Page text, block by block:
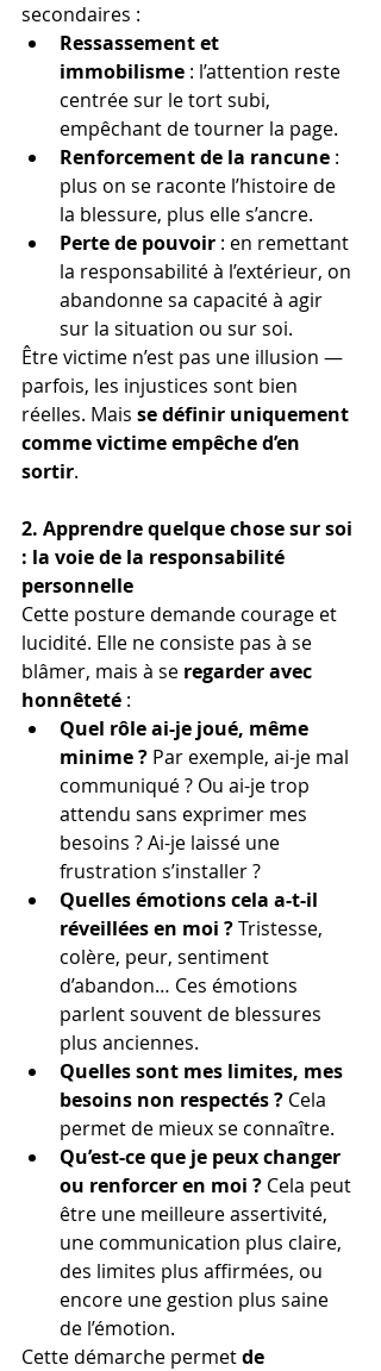
secondaires :
Ressassement et
immobilisme : l’attention reste
centrée sur le tort subi,
empêchant de tourner la page.
Renforcement de la rancune :
plus on se raconte l’histoire de
la blessure, plus elle s’ancre.
Perte de pouvoir : en remettant
la responsabilité à l’extérieur, on
abandonne sa capacité à agir
sur la situation ou sur soi.
Être victime n’est pas une illusion —
parfois, les injustices sont bien
réelles. Mais se définir uniquement
comme victime empêche d’en
sortir.
2. Apprendre quelque chose sur soi
: la voie de la responsabilité
personnelle
Cette posture demande courage et
lucidité. Elle ne consiste pas à se
blâmer, mais à se regarder avec
honnêteté :
Quel rôle ai-je joué, même
minime ? Par exemple, ai-je mal
communiqué ? Ou ai-je trop
attendu sans exprimer mes
besoins ? Ai-je laissé une
frustration s’installer ?
Quelles émotions cela a-t-il
réveillées en moi ? Tristesse,
colère, peur, sentiment
d’abandon… Ces émotions
parlent souvent de blessures
plus anciennes.
Quelles sont mes limites, mes
besoins non respectés ? Cela
permet de mieux se connaître.
Qu’est-ce que je peux changer
ou renforcer en moi ? Cela peut
être une meilleure assertivité,
une communication plus claire,
des limites plus affirmées, ou
encore une gestion plus saine
de l’émotion.
Cette démarche permet de